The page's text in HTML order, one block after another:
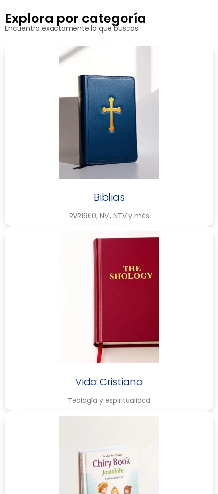
Explora por categoría
Encuentra exactamente lo que buscas
Biblias
RVR1960, NVI, NTV y más
Vida Cristiana
Teología y espiritualidad